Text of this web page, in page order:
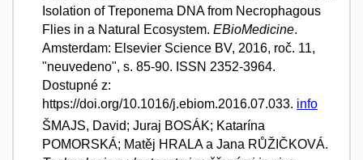
Isolation of Treponema DNA from Necrophagous
Flies in a Natural Ecosystem. EBioMedicine.
Amsterdam: Elsevier Science BV, 2016, roč. 11,
"neuvedeno", s. 85-90. ISSN 2352-3964.
Dostupné z:
https://doi.org/10.1016/j.ebiom.2016.07.033. info
ŠMAJS, David; Juraj BOSÁK; Katarína
POMORSKÁ; Matěj HRALA a Jana RŮŽIČKOVÁ.